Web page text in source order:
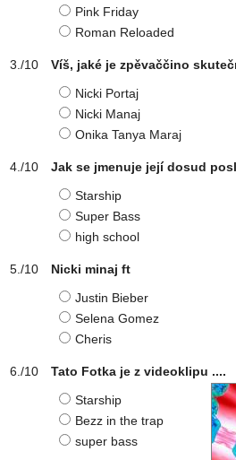
Pink Friday
Roman Reloaded
Víš, jaké je zpěvaččino
Nicki Portaj
Nicki Manaj
Onika Tanya Maraj
Jak se jmenuje její dosud
Starship
Super Bass
high school
Nicki minaj ft
Justin Bieber
Selena Gomez
Cheris
Tato Fotka je z videoklipu ....
Starship
Bezz in the trap
super bass